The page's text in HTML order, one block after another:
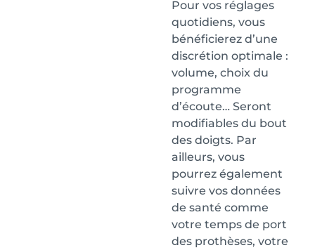
Pour vos réglages
quotidiens, vous
bénéficierez d’une
discrétion optimale :
volume, choix du
programme
d’écoute… Seront
modifiables du bout
des doigts. Par
ailleurs, vous
pourrez également
suivre vos données
de santé comme
votre temps de port
des prothèses, votre